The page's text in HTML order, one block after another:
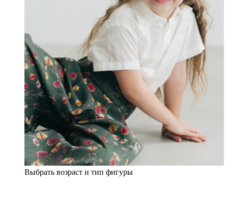
Выбрать возраст и тип фигуры